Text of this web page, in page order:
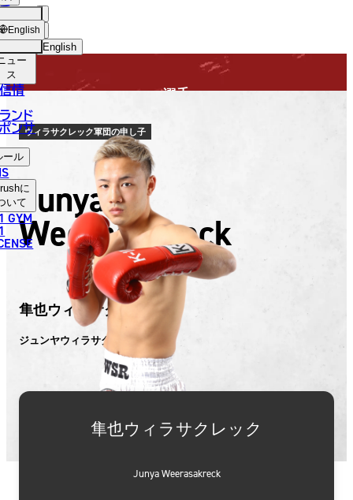
English
中文（简体）
中文（繁體）
ไทย
العربية
ョッ
プ
ュー
ス
情
ンド
ンサ
ール
に
いて
GYM
English
選手
ウィラサクレック軍団の申し子
Junya
Weerasakreck
隼也ウィラサクレック
ジュンヤウィラサクレック
隼也ウィラサクレック
Junya Weerasakreck